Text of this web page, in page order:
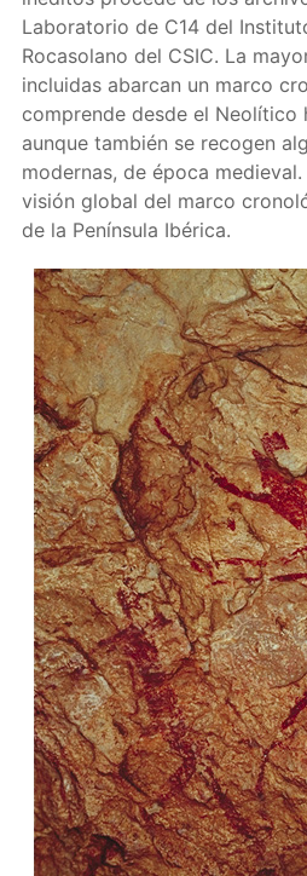
Laboratorio de C14 del
Rocasolano del CSIC. La
incluidas abarcan un marco
comprende desde el Neolítico
aunque también se recogen
modernas, de época
visión global del marco
de la Península Ibérica.